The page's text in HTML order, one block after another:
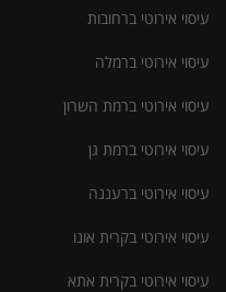
עיסוי אירוטי ברחובות
עיסוי אירוטי ברמלה
עיסוי אירוטי ברמת השרון
עיסוי אירוטי ברמת גן
עיסוי אירוטי ברעננה
עיסוי אירוטי בקרית אונו
עיסוי אירוטי בקרית אתא